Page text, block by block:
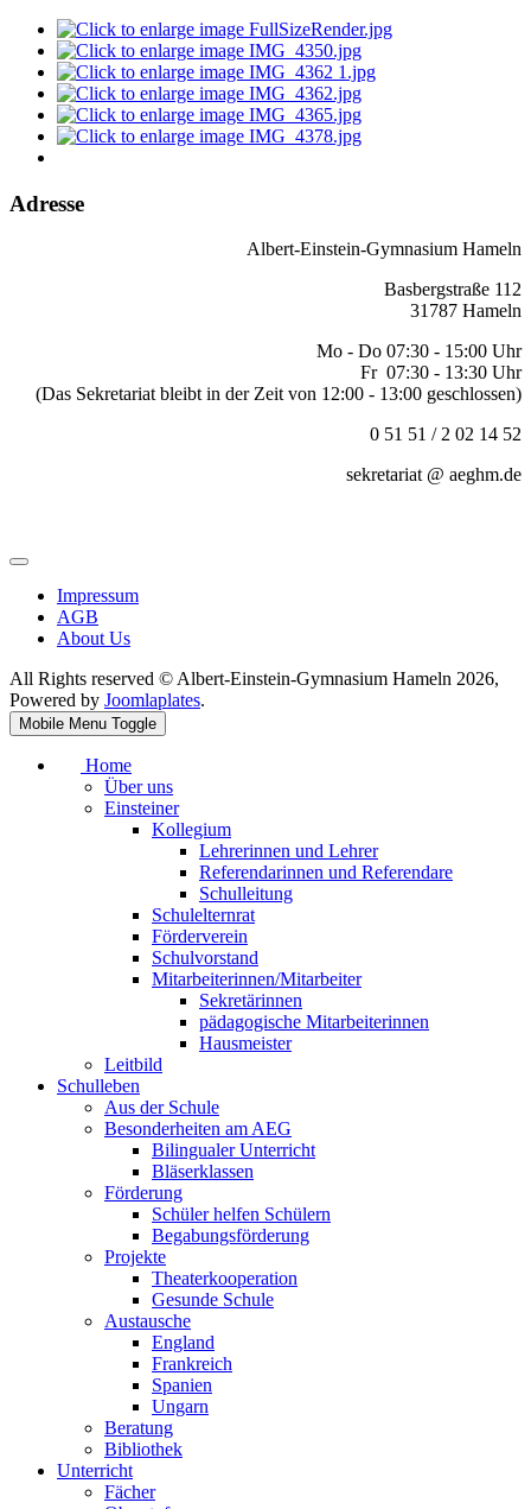
Adresse
Albert-Einstein-Gymnasium Hameln
Basbergstraße 112
31787 Hameln
Mo - Do 07:30 - 15:00 Uhr
Fr 07:30 - 13:30 Uhr
(Das Sekretariat bleibt in der Zeit von 12:00 - 13:00 geschlossen)
0 51 51 / 2 02 14 52
sekretariat @ aeghm.de
Impressum
AGB
About Us
All Rights reserved © Albert-Einstein-Gymnasium Hameln 2026,
Powered by Joomlaplates.
Mobile Menu Toggle
Home
Über uns
Einsteiner
Kollegium
Lehrerinnen und Lehrer
Referendarinnen und Referendare
Schulleitung
Schulelternrat
Förderverein
Schulvorstand
Mitarbeiterinnen/Mitarbeiter
Sekretärinnen
pädagogische Mitarbeiterinnen
Hausmeister
Leitbild
Schulleben
Aus der Schule
Besonderheiten am AEG
Bilingualer Unterricht
Bläserklassen
Förderung
Schüler helfen Schülern
Begabungsförderung
Projekte
Theaterkooperation
Gesunde Schule
Austausche
England
Frankreich
Spanien
Ungarn
Beratung
Bibliothek
Unterricht
Fächer